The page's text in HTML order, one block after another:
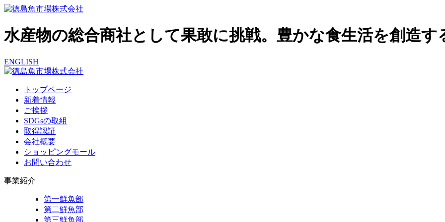
水産物の総合商社として果敢に挑戦。豊かな食生活を創造す
ENGLISH
トップページ
新着情報
ご挨拶
SDGsの取組
取得認証
会社概要
ショッピングモール
お問い合わせ
事業紹介
第一鮮魚部
第二鮮魚部
第三鮮魚部